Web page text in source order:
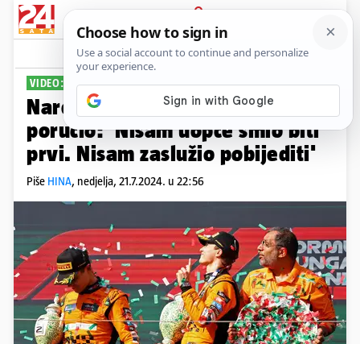
PRIJAVA
Sport Komentari
VIDEO: F1 KONTROVERZE
Naredili mu da pusti utrku, on
poručio: 'Nisam uopće smio biti
prvi. Nisam zaslužio pobijediti'
Piše HINA, nedjelja, 21.7.2024. u 22:56